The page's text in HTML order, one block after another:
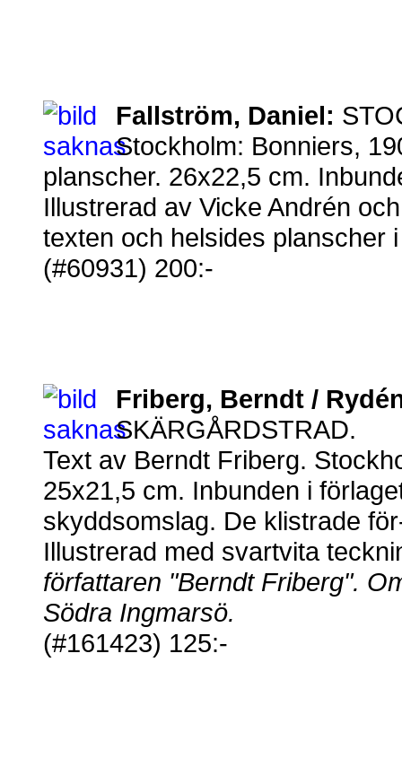
Fallström, Daniel:
Stockholm: Bonniers,
planscher. 26x22,5 cm.
Illustrerad av Vicke Andrén
texten och helsides planscher
(#60931) 200:-
Friberg, Berndt /
SKÄRGÅRDSTRAD.
Text av Berndt Friberg.
25x21,5 cm. Inbunden i
skyddsomslag. De klistrade
Illustrerad med svartvita
författaren "Berndt Friberg".
Södra Ingmarsö.
(#161423) 125:-